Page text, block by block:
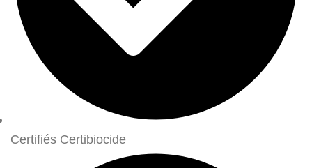
Certifiés Certibiocide